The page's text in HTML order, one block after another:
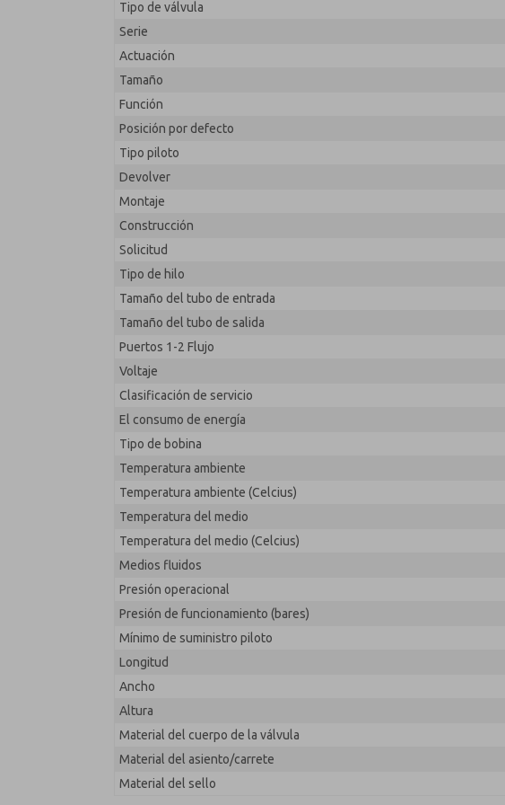
Tipo de válvula
Serie
Actuación
Tamaño
Función
Posición por defecto
Tipo piloto
Devolver
Montaje
Construcción
Solicitud
Tipo de hilo
Tamaño del tubo de entrada
Tamaño del tubo de salida
Puertos 1-2 Flujo
Voltaje
Clasificación de servicio
El consumo de energía
Tipo de bobina
Temperatura ambiente
Temperatura ambiente (Celcius)
Temperatura del medio
Temperatura del medio (Celcius)
Medios fluidos
Presión operacional
Presión de funcionamiento (bares)
Mínimo de suministro piloto
Longitud
Ancho
Altura
Material del cuerpo de la válvula
Material del asiento/carrete
Material del sello